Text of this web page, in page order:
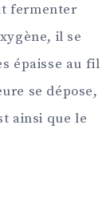
fermenter
il se
épaisse au fil
se dépose,
ainsi que le